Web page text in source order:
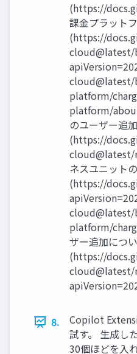
(https://
課金プラット
(https://
platform/
platform/
のユーザー追
(https://
cloud@latest/
ネスユニット
(https://
platform/
ザー追加につ
(https://
cloud@latest/
8.
Copilot
試す。 生成し
30個ほどを入